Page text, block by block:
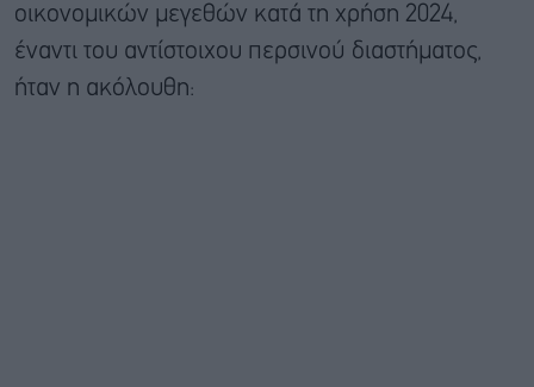
οικονομικών μεγεθών κατά τη χρήση 2024,
έναντι του αντίστοιχου περσινού διαστήματος,
ήταν η ακόλουθη: